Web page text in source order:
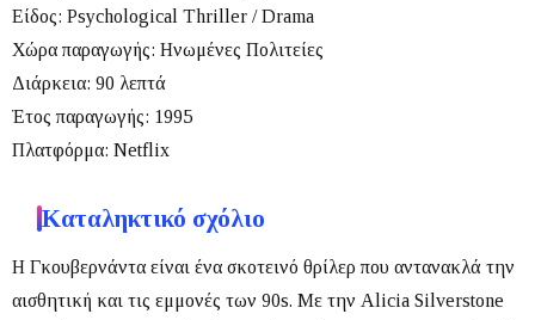
Είδος: Psychological Thriller / Drama
Χώρα παραγωγής: Ηνωμένες Πολιτείες
Διάρκεια: 90 λεπτά
Έτος παραγωγής: 1995
Πλατφόρμα: Netflix
Καταληκτικό σχόλιο
Η Γκουβερνάντα είναι ένα σκοτεινό θρίλερ που αντανακλά την
αισθητική και τις εμμονές των 90s. Με την Alicia Silverstone